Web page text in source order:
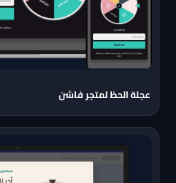
عجلة الحظ لمتجر فاشن